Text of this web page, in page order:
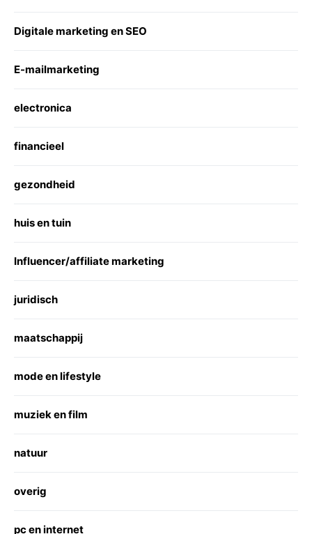
Digitale marketing en SEO
E-mailmarketing
electronica
financieel
gezondheid
huis en tuin
Influencer/affiliate marketing
juridisch
maatschappij
mode en lifestyle
muziek en film
natuur
overig
pc en internet